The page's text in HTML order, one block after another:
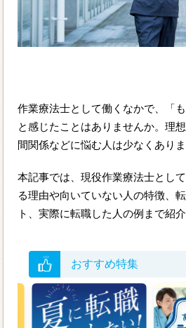
作業療法士として働くなかで、「
と感じたことはありませんか。理
間関係などに悩む人は少なくありま
本記事では、現役作業療法士とし
る理由や向いていない人の特徴、
ト、実際に転職した人の例まで紹介
おすすめ特集